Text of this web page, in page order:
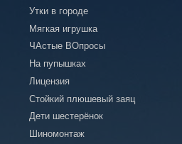
Утки в городе
Мягкая игрушка
ЧАстые ВОпросы
На пупышках
Лицензия
Стойкий плюшевый заяц
Дети шестерёнок
Шиномонтаж